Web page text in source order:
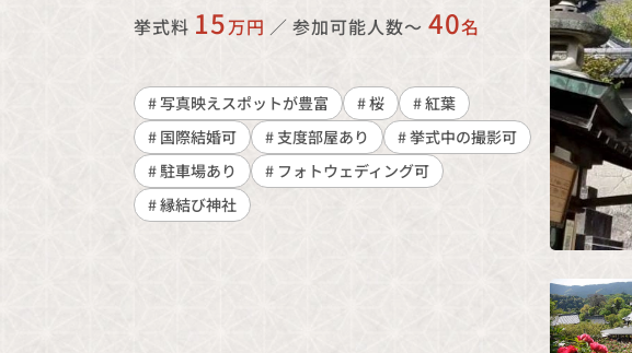
挙式料 15万円 ／ 参加可能人数〜 40名
# 写真映えスポットが豊富 # 桜
# 紅葉
# 国際結婚可
# 支度部屋あり
# 挙式中の撮影可
# 駐車場あり
# フォトウェディング可
# 縁結び神社